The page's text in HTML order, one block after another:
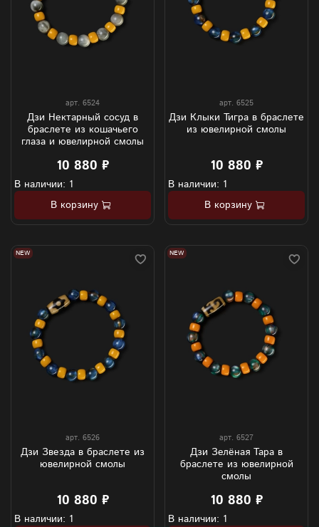
арт. 6524
Дзи Нектарный сосуд в
браслете из кошачьего
глаза и ювелирной смолы
10 880 ₽
В наличии: 1
В корзину
арт. 6525
Дзи Клыки Тигра в браслете
из ювелирной смолы
10 880 ₽
В наличии: 1
В корзину
NEW
арт. 6526
Дзи Звезда в браслете из
ювелирной смолы
10 880 ₽
В наличии: 1
NEW
арт. 6527
Дзи Зелёная Тара в
браслете из ювелирной
смолы
10 880 ₽
В наличии: 1